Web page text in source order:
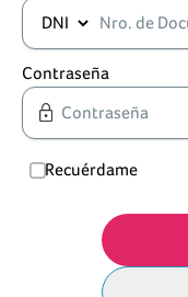
Contraseña
Recuérdame